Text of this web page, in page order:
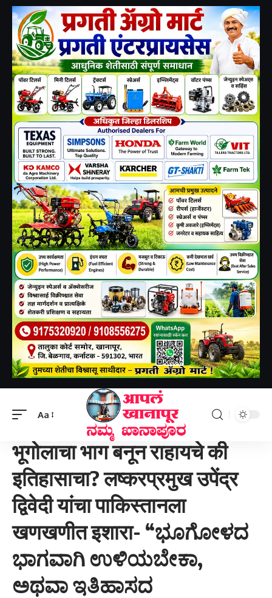
Aa
>भूगोलाचा भाग बनून राहायचे की इतिहासाचा? लष्करप्रमुख उपेंद्र द्विवेदी यांचा पाकिस्तानला खणखणीत इशारा- “ಭೂಗೋಳದ ಭಾಗವಾಗಿ ಉಳಿಯಬೇಕಾ, ಅಥವಾ ಇತಿಹಾಸದ ಭಾಗವಾಗಬೇಕಾ?” – ಪಾಕಿಸ್ತಾನಕ್ಕೆ ಸೇನಾ ಮುಖ್ಯಸ್ಥ ಉಪೇಂದ್ರ ದ್ವಿವೇದಿ ಖಡಕ್ ಎಚ್ಚರಿಕೆ
भूगोलाचा भाग बनून राहायचे की
इतिहासाचा? लष्करप्रमुख उपेंद्र
द्विवेदी यांचा पाकिस्तानला
खणखणीत इशारा- “ಭೂಗೋಳದ
ಭಾಗವಾಗಿ ಉಳಿಯಬೇಕಾ,
ಅಥವಾ ಇತಿಹಾಸದ